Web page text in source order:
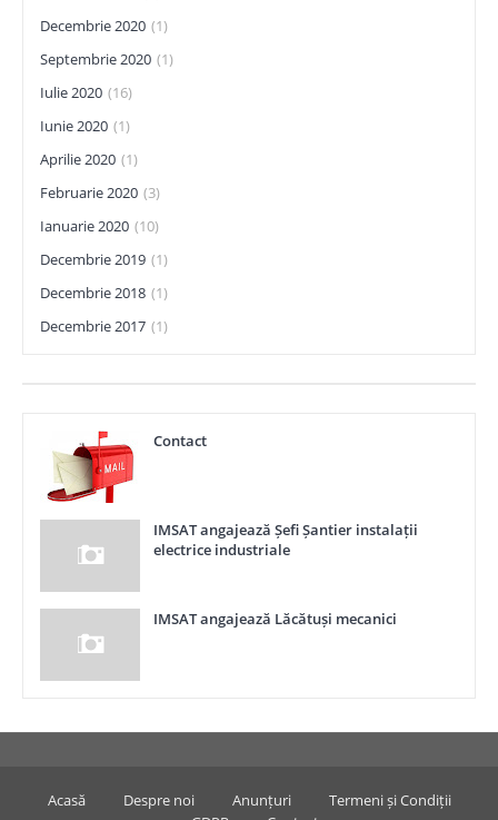
Decembrie 2020 (1)
Septembrie 2020 (1)
Iulie 2020 (16)
Iunie 2020 (1)
Aprilie 2020 (1)
Februarie 2020 (3)
Ianuarie 2020 (10)
Decembrie 2019 (1)
Decembrie 2018 (1)
Decembrie 2017 (1)
Contact
IMSAT angajează Șefi Șantier instalații
electrice industriale
IMSAT angajează Lăcătuși mecanici
Acasă Despre noi Anunțuri
Termeni și Condiții